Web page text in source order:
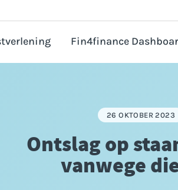
ondernemer
Fin4finance
26 OKTOBER 2023
Ontslag op
vanwege